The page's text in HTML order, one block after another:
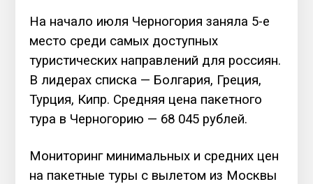
На начало июля Черногория заняла 5-е
место среди самых доступных
туристических направлений для россиян.
В лидерах списка — Болгария, Греция,
Турция, Кипр. Средняя цена пакетного
тура в Черногорию — 68 045 рублей.
Мониторинг минимальных и средних цен
на пакетные туры с вылетом из Москвы